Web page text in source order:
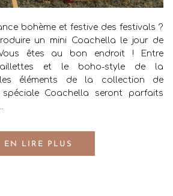
bohème et festive des festivals ?
un mini Coachella le jour de
êtes au bon endroit ! Entre
et le boho-style de la
éléments de la collection de
Coachella seront parfaits
EN LIRE PLUS